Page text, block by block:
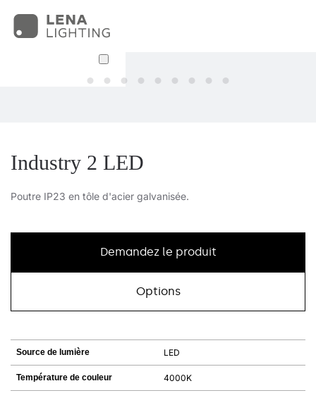
Industry 2 LED
Poutre IP23 en tôle d'acier galvanisée.
Demandez le produit
Options
Source de lumière LED
Température de couleur 4000K